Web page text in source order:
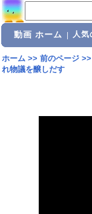
動画 ホーム 人気
ホーム>> 前のページ>>
れ物議を醸しだす